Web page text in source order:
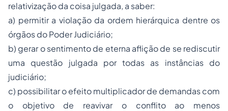
relativização da coisa julgada, a saber:
a) permitir a violação da ordem hierárquica dentre os
órgãos do Poder Judiciário;
b) gerar o sentimento de eterna aflição de se rediscutir
uma questão julgada por todas as instâncias do
judiciário;
c) possibilitar o efeito multiplicador de demandas com
o objetivo de reavivar o conflito ao menos